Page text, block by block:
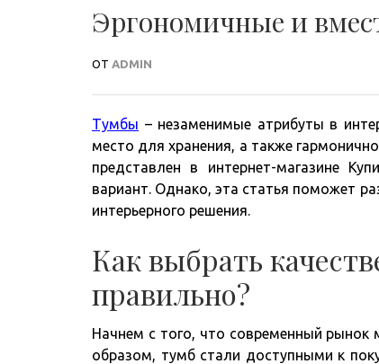
Эргономичные и
ОТ ADMIN
Тумбы – незаменимые атрибуты в
место для хранения, а также
представлен в интернет-магазине
вариант. Однако, эта статья поможет
интерьерного решения.
Как выбрать
правильно?
Начнем с того, что современный
образом, тумб стали доступными к